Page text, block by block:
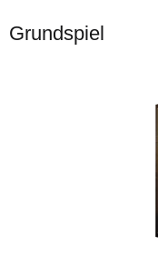
Grundspiel